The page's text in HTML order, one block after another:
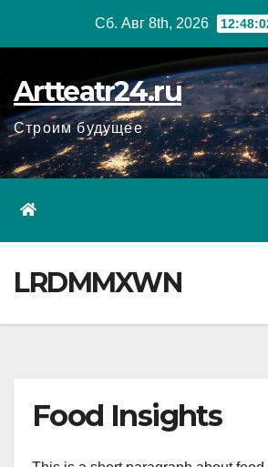
Сб. Авг 8th, 2026
Artteatr24.ru
Строим будущее
LRDMMXWN
Food Insights